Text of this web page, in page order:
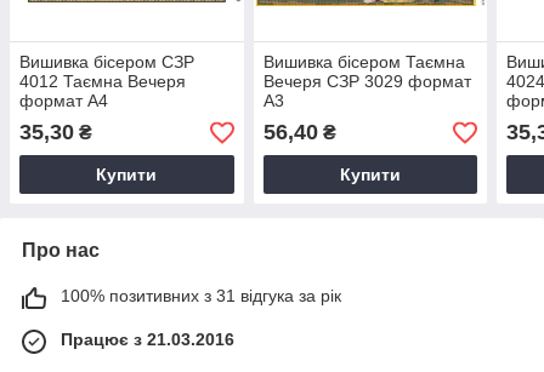
Вишивка бісером СЗР
4012 Таємна Вечеря
формат А4
35,30 ₴
Купити
Вишивка бісером Таємна
Вечеря СЗР 3029 формат
А3
56,40₴
Купити
Про нас
100% позитивних з 31 відгука за рік
Працює з 21.03.2016